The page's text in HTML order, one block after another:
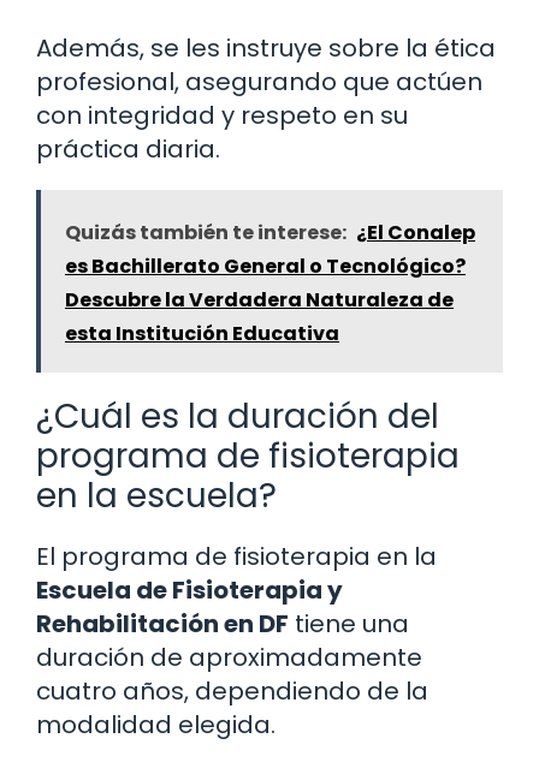
Además, se les instruye sobre la ética
profesional, asegurando que actúen
con integridad y respeto en su
práctica diaria.
Quizás también te interese: ¿El Conalep
es Bachillerato General o Tecnológico?
Descubre la Verdadera Naturaleza de
esta Institución Educativa
¿Cuál es la duración del
programa de fisioterapia
en la escuela?
El programa de fisioterapia en la
Escuela de Fisioterapia y
Rehabilitación en DF tiene una
duración de aproximadamente
cuatro años, dependiendo de la
modalidad elegida.